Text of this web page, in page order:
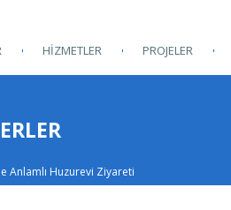
HİZMETLER PROJELER
Anlamlı Huzurevi Ziyareti